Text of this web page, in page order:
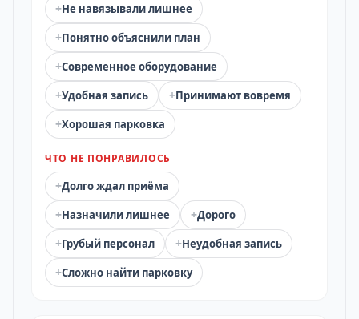
+Не навязывали лишнее
+Понятно объяснили план
+Современное оборудование
+Удобная запись +Принимают вовремя
+Хорошая парковка
ЧТО НЕ ПОНРАВИЛОСЬ
+Долго ждал приёма
+Назначили лишнее +Дорого
+Грубый персонал +Неудобная запись
+Сложно найти парковку